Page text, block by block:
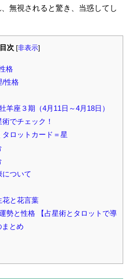
無視されると驚き、当惑してし
目次 [非表示]
格
/性格
羊座３期（4月11日～4月18日）
でチェック！
ロットカード＝星
について
花と花言葉
勢と性格 【占星術とタロットで導
まとめ